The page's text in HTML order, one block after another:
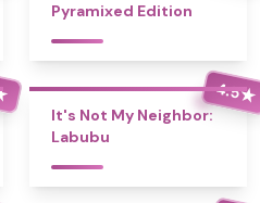
Pyramixed Edition
4.5★
It's Not My Neighbor:
Labubu